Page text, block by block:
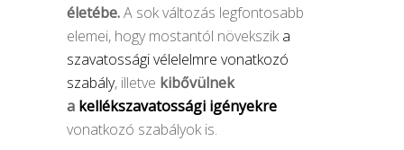
életébe.A sok változás legfontosabb
elemei, hogy mostantól növekszika
szavatossági vélelelmre vonatkozó
szabály, illetve kibővülnek
a kellékszavatossági igényekre
vonatkozó szabályok is.